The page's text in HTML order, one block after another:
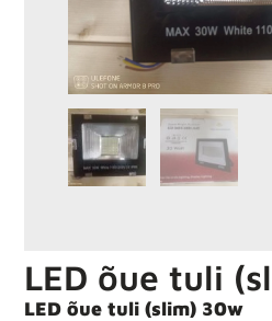
LED õue tuli
LED õue tuli (slim) 30w